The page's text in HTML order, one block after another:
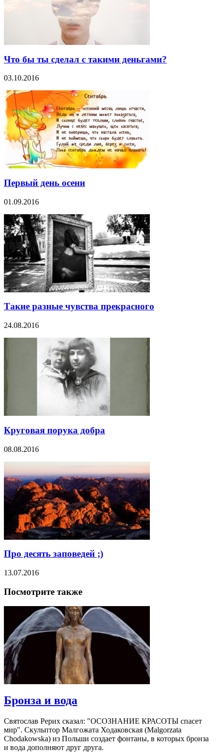
Что бы ты сделал с такими деньгами?
03.10.2016
Первый день осени
01.09.2016
Такие разные чувства прекрасного
24.08.2016
Круговая порука добра
08.08.2016
Про десять заповедей ;)
13.07.2016
Посмотрите также
Бронза и вода
Святослав Рерих сказал: "ОСОЗНАНИЕ КРАСОТЫ спасет
мир". Скульптор Малгожата Ходаковская (Malgorzata
Chodakowska) из Польши создает фонтаны, в которых бронза
и вода дополняют друг друга.